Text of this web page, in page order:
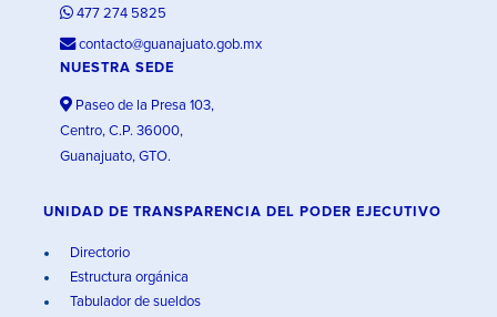
477 274 5825
contacto@guanajuato.gob.mx
NUESTRA SEDE
Paseo de la Presa 103,
Centro, C.P. 36000,
Guanajuato, GTO.
UNIDAD DE TRANSPARENCIA DEL PODER EJECUTIVO
Directorio
Estructura orgánica
Tabulador de sueldos